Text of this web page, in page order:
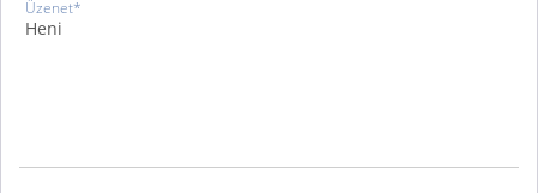
Üzenet*